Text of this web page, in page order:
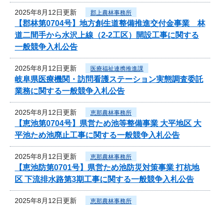
2025年8月12日更新 郡上農林事務所
【郡林第0704号】地方創生道整備推進交付金事業 林
道二間手から水沢上線（2-2工区）開設工事に関する
一般競争入札公告
2025年8月12日更新 医療福祉連携推進課
岐阜県医療機関・訪問看護ステーション実態調査委託
業務に関する一般競争入札公告
2025年8月12日更新 恵那農林事務所
【恵池第0704号】県営ため池等整備事業 大平地区 大
平池ため池廃止工事に関する一般競争入札公告
2025年8月12日更新 恵那農林事務所
【恵池防第0701号】県営ため池防災対策事業 打杭地
区 下流排水路第3期工事に関する一般競争入札公告
2025年8月12日更新 恵那農林事務所